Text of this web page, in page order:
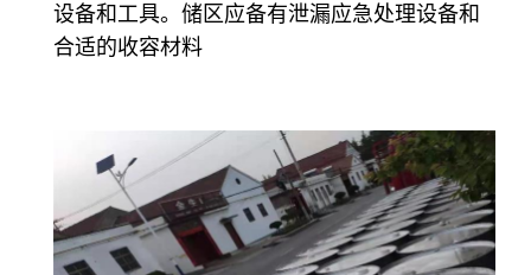
设备和工具。储区应备有泄漏应急处理设备和
合适的收容材料